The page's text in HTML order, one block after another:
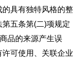
具有独特风格的整
五条第(二)项规定
品的来源产生误
可使用、关联企业